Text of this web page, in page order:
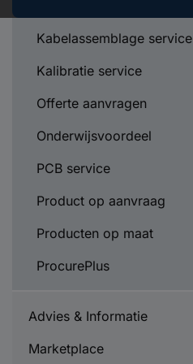
Kabelassemblage service
Kalibratie service
Offerte aanvragen
Onderwijsvoordeel
PCB service
Product op aanvraag
Producten op maat
ProcurePlus
Advies & Informatie
Marketplace